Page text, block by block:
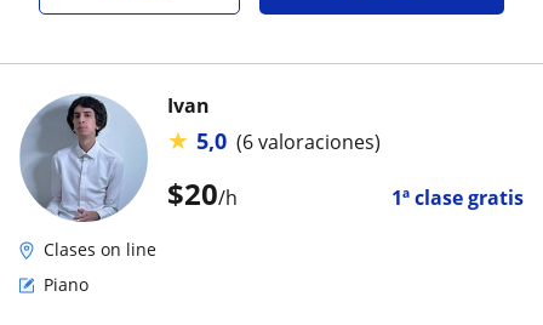
$20/h 1ª clase gratis
Ivan
★ 5,0 (6 valoraciones)
Clases on line
Piano